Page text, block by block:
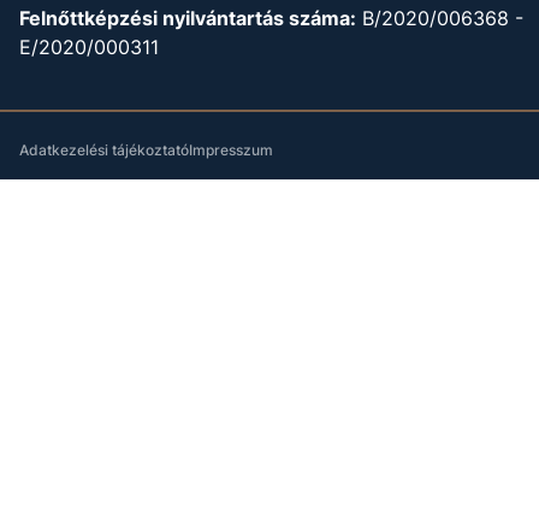
Felnőttképzési nyilvántartás száma: B/2020/006368 -
E/2020/000311
Adatkezelési tájékoztatóImpresszum